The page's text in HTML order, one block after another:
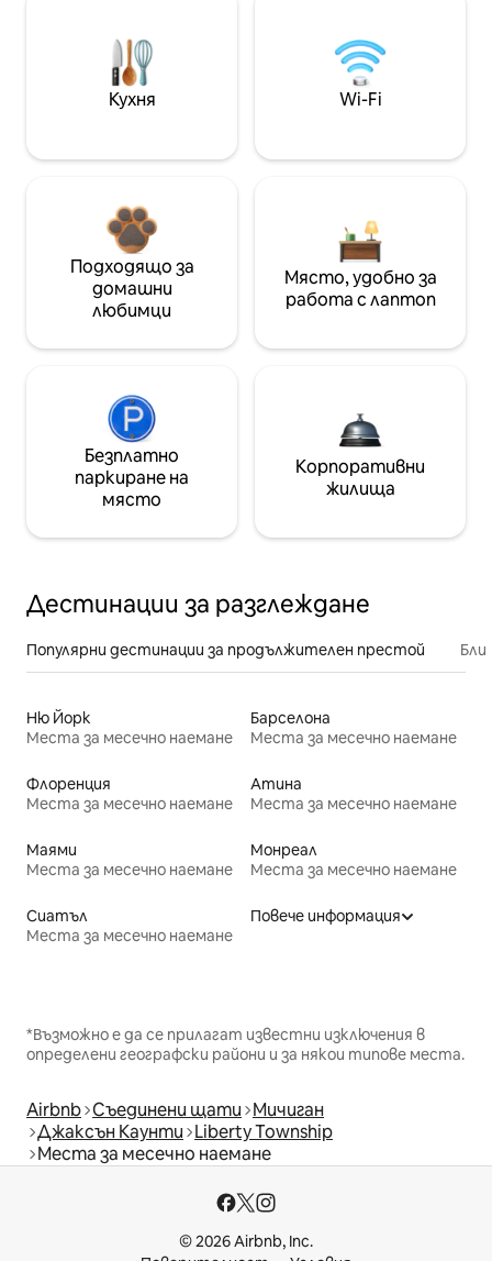
Кухня Wi-Fi
Подходящо за
домашни
любимци
Място, удобно за
работа с лаптоп
Безплатно
паркиране на
място
Корпоративни
жилища
Дестинации за разглеждане
Популярни дестинации за продължителен престой
Ню Йорк
Места за месечно наемане
Барселона
Места за месечно наемане
Флоренция
Места за месечно наемане
Атина
Места за месечно наемане
Маями
Места за месечно наемане
Монреал
Места за месечно наемане
Сиатъл
Места за месечно наемане
Повече информация
*Възможно е да се прилагат известни изключения в
определени географски райони и за някои типове места.
Airbnb Съединени щати Мичиган
Джаксън Каунти Liberty Township
Места за месечно наемане
© 2026 Airbnb, Inc.